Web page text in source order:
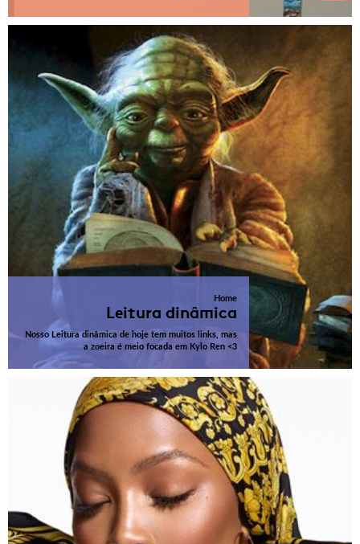
Home
Leitura dinâmica
Nosso Leitura dinâmica de hoje tem muitos links, mas
a zoeira é meio focada em Kylo Ren <3